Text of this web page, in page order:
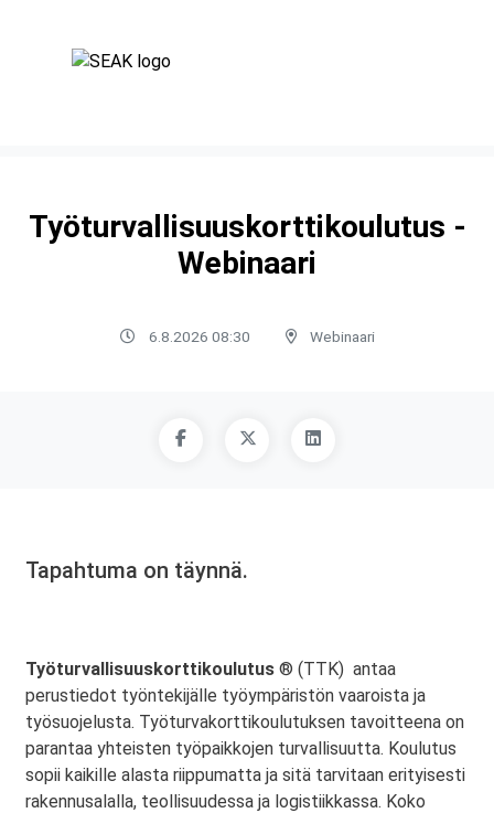
Työturvallisuuskorttikoulutus -
Webinaari
6.8.2026 08:30 Webinaari
Tapahtuma on täynnä.
Työturvallisuuskorttikoulutus ® (TTK) antaa
perustiedot työntekijälle työympäristön vaaroista ja
työsuojelusta. Työturvakorttikoulutuksen tavoitteena on
parantaa yhteisten työpaikkojen turvallisuutta. Koulutus
sopii kaikille alasta riippumatta ja sitä tarvitaan erityisesti
rakennusalalla, teollisuudessa ja logistiikkassa. Koko